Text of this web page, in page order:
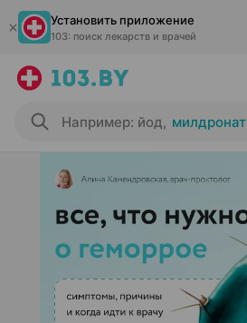
Установить приложение
103: поиск лекарств и врачей
Например: йод, милдронат